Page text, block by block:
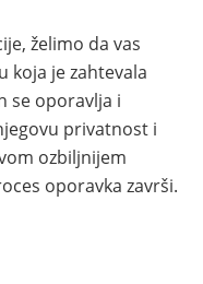
želimo da vas
koja je zahtevala
se oporavlja i
privatnost i
ozbiljnijem
oporavka završi.